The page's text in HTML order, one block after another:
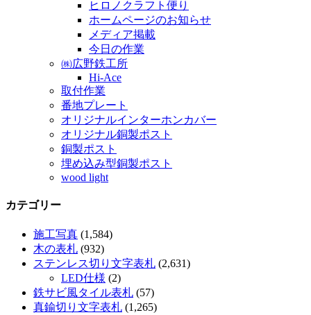
ヒロノクラフト便り
ホームページのお知らせ
メディア掲載
今日の作業
㈱広野鉄工所
Hi-Ace
取付作業
番地プレート
オリジナルインターホンカバー
オリジナル銅製ポスト
銅製ポスト
埋め込み型銅製ポスト
wood light
カテゴリー
施工写真 (1,584)
木の表札 (932)
ステンレス切り文字表札 (2,631)
LED仕様 (2)
鉄サビ風タイル表札 (57)
真鍮切り文字表札 (1,265)